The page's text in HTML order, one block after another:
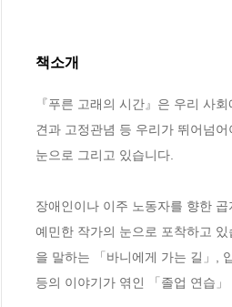
책소개
『푸른 고래의 시간』은 우리 사
견과 고정관념 등 우리가 뛰어넘
눈으로 그리고 있습니다.
장애인이나 이주 노동자를 향한
예민한 작가의 눈으로 포착하고
을 말하는 「바니에게 가는 길」,
등의 이야기가 엮인 「졸업 연습